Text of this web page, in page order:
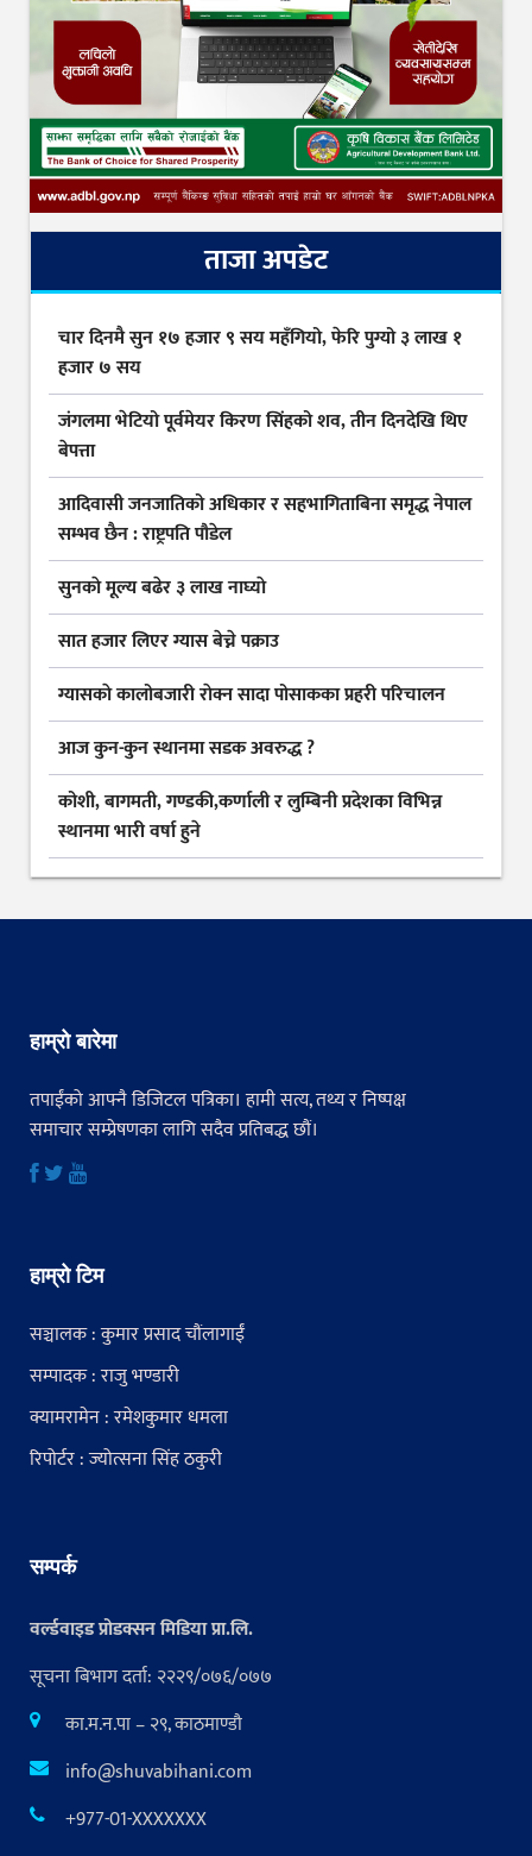
ताजा अपडेट
चार दिनमै सुन १७ हजार ९ सय महँगियो, फेरि पुग्यो ३ लाख १
हजार ७ सय
जंगलमा भेटियो पूर्वमेयर किरण सिंहको शव, तीन दिनदेखि थिए
बेपत्ता
आदिवासी जनजातिको अधिकार र सहभागिताबिना समृद्ध नेपाल
सम्भव छैन : राष्ट्रपति पौडेल
सुनकाे मूल्य बढेर ३ लाख नाघ्याे
सात हजार लिएर ग्यास बेच्ने पक्राउ
ग्यासकाे कालोबजारी राेक्न सादा पोसाकका प्रहरी परिचालन
आज कुन-कुन स्थानमा सडक अवरुद्ध ?
कोशी, बागमती, गण्डकी,कर्णाली र लुम्बिनी प्रदेशका विभिन्न
स्थानमा भारी वर्षा हुने
हाम्रो बारेमा
तपाईंको आफ्नै डिजिटल पत्रिका। हामी सत्य, तथ्य र निष्पक्ष
समाचार सम्प्रेषणका लागि सदैव प्रतिबद्ध छौं।
हाम्रो टिम
सञ्चालक : कुमार प्रसाद चौंलागाईं
सम्पादक : राजु भण्डारी
क्यामरामेन : रमेशकुमार धमला
रिपोर्टर : ज्योत्सना सिंह ठकुरी
सम्पर्क
वर्ल्डवाइड प्रोडक्सन मिडिया प्रा.लि.
सूचना बिभाग दर्ता: २२२९/०७६/०७७
का.म.न.पा – २९, काठमाण्डौ
info@shuvabihani.com
+977-01-XXXXXXX